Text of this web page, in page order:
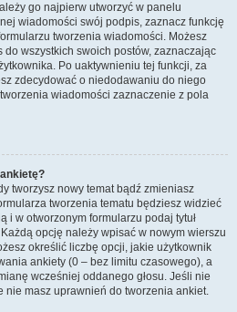
go najpierw utworzyć w panelu
wiadomości swój podpis, zaznacz funkcję
tworzenia wiadomości. Możesz
wszystkich swoich postów, zaznaczając
Po uaktywnieniu tej funkcji, za
zdecydować o niedodawaniu do niego
wiadomości zaznaczenie z pola
tworzysz nowy temat bądź zmieniasz
tworzenia tematu będziesz widzieć
i w otworzonym formularzu podaj tytuł
opcję należy wpisać w nowym wierszu
określić liczbę opcji, jakie użytkownik
ankiety (0 – bez limitu czasowego), a
wcześniej oddanego głosu. Jeśli nie
nie masz uprawnień do tworzenia ankiet.